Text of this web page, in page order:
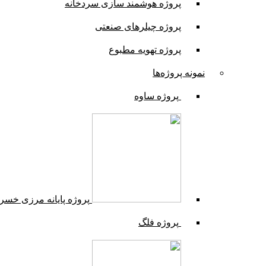
پروژه هوشمند سازی سردخانه
پروژه چیلرهای صنعتی
پروژه تهویه مطبوع
نمونه پروژه‌ها
پروژه ساوه
پروژه پایانه مرزی
پروژه فلگ